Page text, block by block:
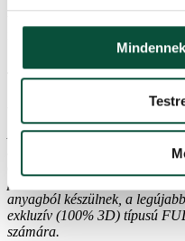
A Full 3D műfenyők (100%
készülnek, így tökéletesen
a legfényesebb és
puha tűlevelekkel ellátott
anyagból készülnek, a
exkluzív (100% 3D) típusú
számára.